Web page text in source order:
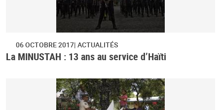
06 OCTOBRE 2017 ACTUALITÉS
La MINUSTAH : 13 ans au service d’Haïti